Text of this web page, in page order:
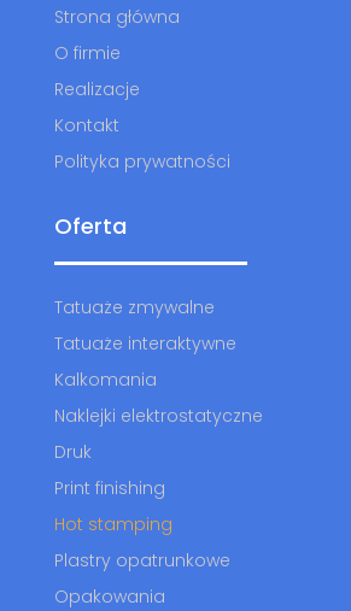
Strona główna
O firmie
Realizacje
Kontakt
Polityka prywatności
Oferta
Tatuaże zmywalne
Tatuaże interaktywne
Kalkomania
Naklejki elektrostatyczne
Druk
Print finishing
Hot stamping
Plastry opatrunkowe
Opakowania